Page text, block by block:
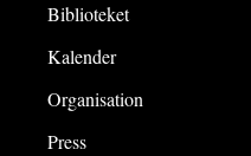
Biblioteket
Kalender
Organisation
Press